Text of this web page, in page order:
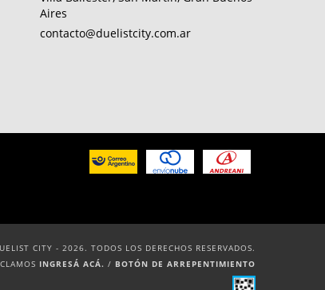
Aires
contacto@duelistcity.com.ar
CITY - 2026. TODOS LOS DERECHOS RESERVADOS.
INGRESÁ ACÁ. / BOTÓN DE ARREPENTIMIENTO